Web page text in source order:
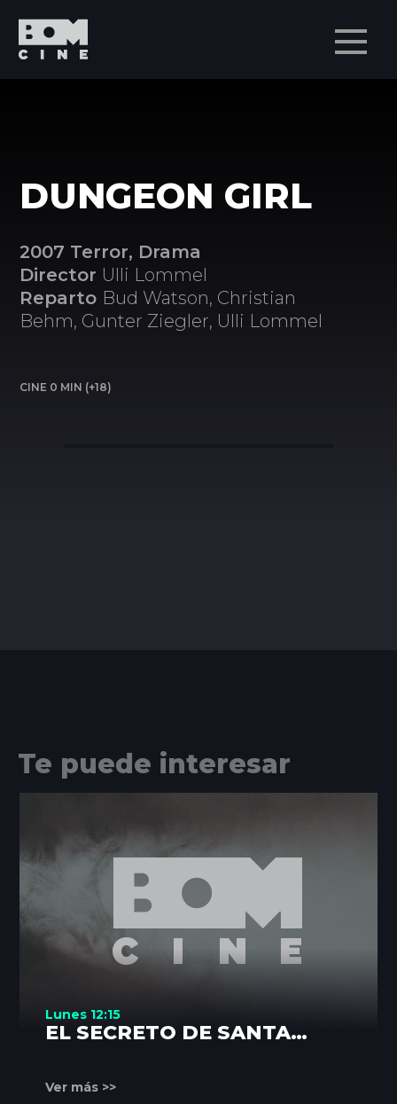
DUNGEON GIRL
2007 Terror, Drama
Director Ulli Lommel
Reparto Bud Watson, Christian
Behm, Gunter Ziegler, Ulli Lommel
CINE 0 MIN (+18)
Te puede interesar
Lunes 12:15
EL SECRETO DE SANTA
Ver más >>